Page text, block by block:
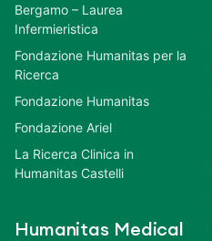
Bergamo – Laurea
Infermieristica
Fondazione Humanitas per la
Ricerca
Fondazione Humanitas
Fondazione Ariel
La Ricerca Clinica in
Humanitas Castelli
Humanitas Medical